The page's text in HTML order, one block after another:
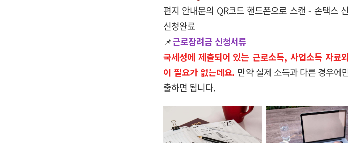
편지 안내문의 QR코드 핸드폰으로 스캔 - 손택스
신청완료
📌근로장려금 신청서류
국세성에 제출되어 있는 근로소득, 사업소득 자료
이 필요가 없는데요. 만약 실제 소득과 다른 경우에
출하면 됩니다.